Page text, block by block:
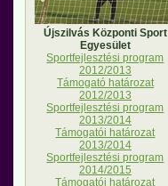
Újszilvás Központi Sport
Egyesület
Sportfejlesztési program
2012/2013
Támogató határozat
2012/2013
Sportfejlesztési program
2013/2014
Támogatói határozat
2013/2014
Sportfejlesztési program
2014/2015
Támogatói határozat